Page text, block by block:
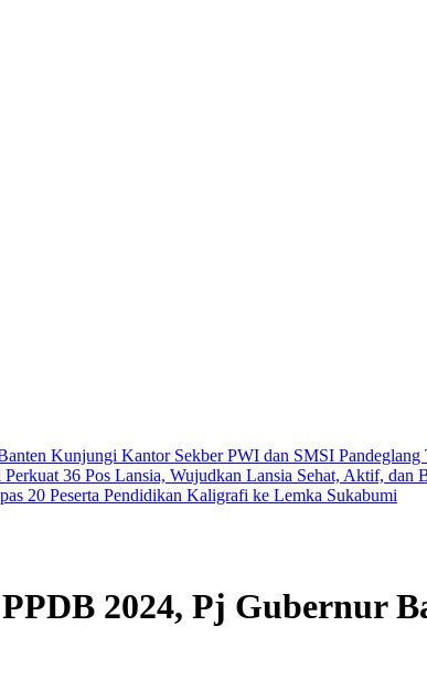
Kunjungi Kantor Sekber PWI dan SMSI Pandeglang
Perkuat 36 Pos Lansia, Wujudkan Lansia Sehat, Aktif, dan
20 Peserta Pendidikan Kaligrafi ke Lemka Sukabumi
2024, Pj Gubernur